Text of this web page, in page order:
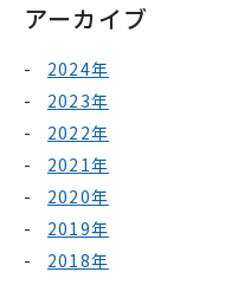
アーカイブ
2024年
2023年
2022年
2021年
2020年
2019年
2018年